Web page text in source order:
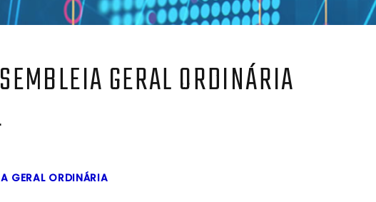
GERAL ORDINÁRIA
GERAL ORDINÁRIA